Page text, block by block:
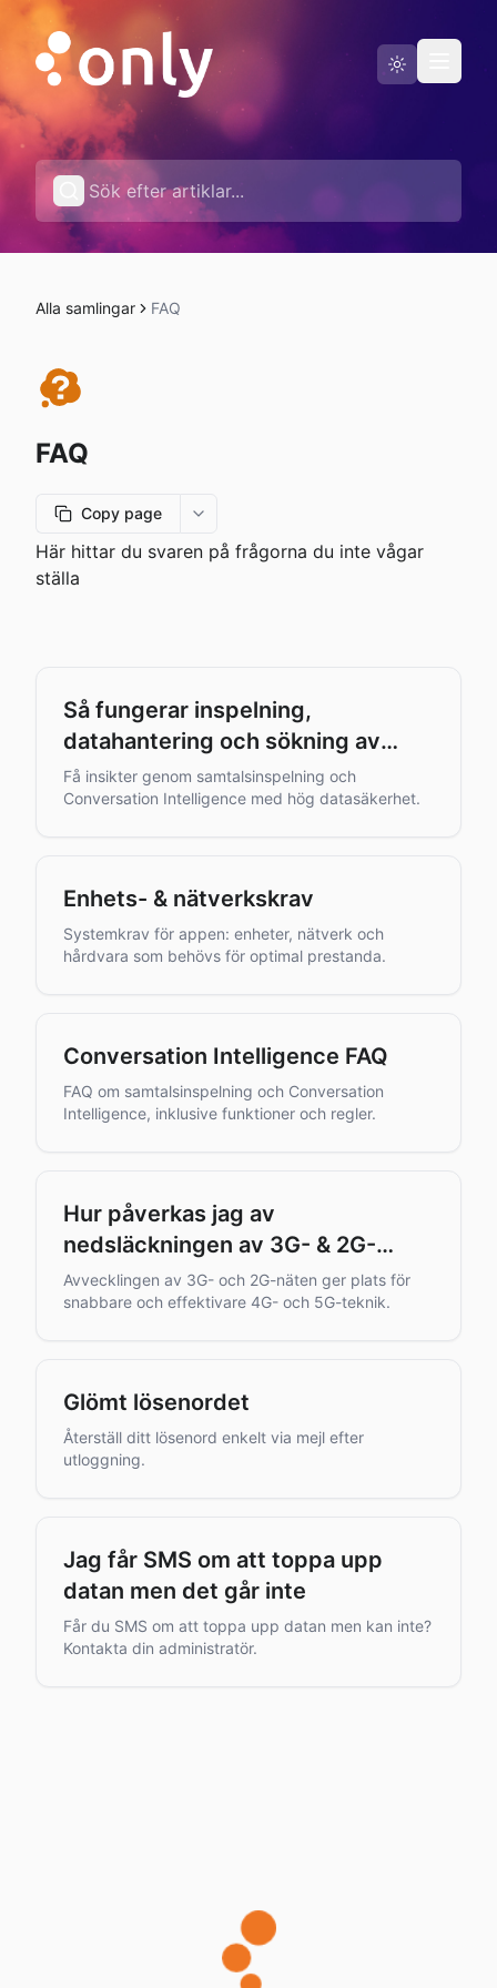
Driftstatus
Svenska
Alla samlingar FAQ
FAQ
Copy page More options
Här hittar du svaren på frågorna du inte vågar
ställa
Så fungerar inspelning,
datahantering och sökning av
samtal i vår tjänst
Få insikter genom samtalsinspelning och
Conversation Intelligence med hög datasäkerhet.
Enhets- & nätverkskrav
Systemkrav för appen: enheter, nätverk och
hårdvara som behövs för optimal prestanda.
Conversation Intelligence FAQ
FAQ om samtalsinspelning och Conversation
Intelligence, inklusive funktioner och regler.
Hur påverkas jag av
nedsläckningen av 3G- & 2G-
näten?
Avvecklingen av 3G- och 2G-näten ger plats för
snabbare och effektivare 4G- och 5G-teknik.
Glömt lösenordet
Återställ ditt lösenord enkelt via mejl efter
utloggning.
Jag får SMS om att toppa upp
datan men det går inte
Får du SMS om att toppa upp datan men kan inte?
Kontakta din administratör.